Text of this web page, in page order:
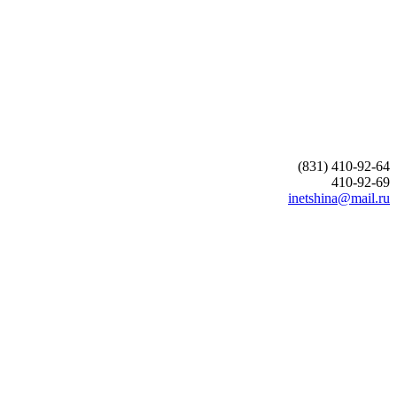
(831) 410-92-64
410-92-69
inetshina@mail.ru